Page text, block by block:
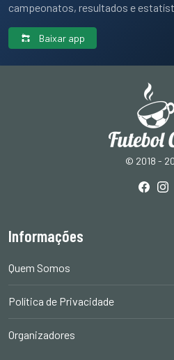
campeonatos, resultados e
Baixar app
© 2018 -
Informações
Quem Somos
Política de Privacidade
Organizadores